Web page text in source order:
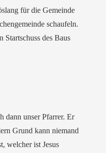
für die Gemeinde
schaufeln.
Startschuss des Baus
dann unser Pfarrer. Er
Grund kann niemand
welcher ist Jesus